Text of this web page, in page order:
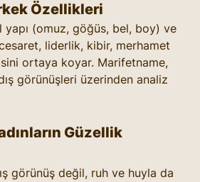
Özellikleri
(omuz, göğüs, bel, boy) ve
liderlik, kibir, merhamet
ortaya koyar. Marifetname,
görünüşleri üzerinden analiz
Güzellik
görünüş değil, ruh ve huyla da